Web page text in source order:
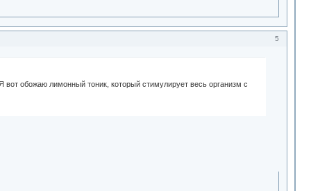
5
обожаю лимонный тоник, который стимулирует весь организм с